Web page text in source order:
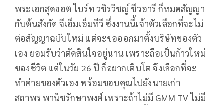
พระเอกสุดฮอต ไบร์ท วชิรวิชญ์ ชีวอารี ก็หมดสัญญา
กับต้นสังกัด จีเอ็มเอ็มทีวี ซึ่งงานนี้เจ้าตัวเลือกที่จะไม่
ต่อสัญญาฉบับใหม่ แต่จะขอออกมาตั้งบริษัทของตัว
เอง ยอมรับว่าตัดสินใจอยู่นาน เพราะถือเป็นก้าวใหม่
ของชีวิต แต่ในวัย 26 ปี ก็อยากเติบโต จึงเลือกที่จะ
ทำค่ายของตัวเอง พร้อมขอบคุณไปยังนายเก่า
สถาพร พานิชรักษาพงศ์ เพราะถ้าไม่มี GMM TV ไม่มี